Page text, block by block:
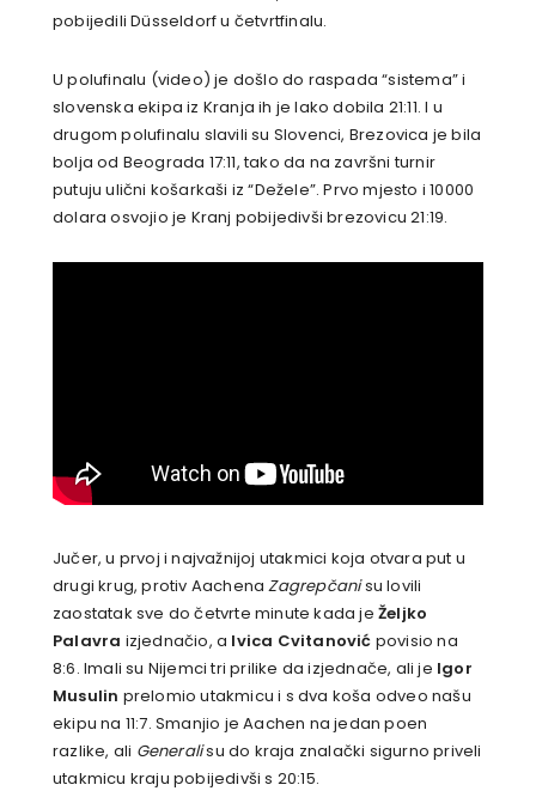
pobijedili Düsseldorf u četvrtfinalu.
U polufinalu (video) je došlo do raspada “sistema” i
slovenska ekipa iz Kranja ih je lako dobila 21:11. I u
drugom polufinalu slavili su Slovenci, Brezovica je bila
bolja od Beograda 17:11, tako da na završni turnir
putuju ulični košarkaši iz “Dežele”. Prvo mjesto i 10000
dolara osvojio je Kranj pobijedivši brezovicu 21:19.
Jučer, u prvoj i najvažnijoj utakmici koja otvara put u
drugi krug, protiv AachenaZagrepčanisu lovili
zaostatak sve do četvrte minute kada je Željko
Palavra izjednačio, a Ivica Cvitanović povisio na
8:6. Imali su Nijemci tri prilike da izjednače, ali je Igor
Musulin prelomio utakmicu i s dva koša odveo našu
ekipu na 11:7. Smanjio je Aachen na jedan poen
razlike, ali Generalisu do kraja znalački sigurno priveli
utakmicu kraju pobijedivši s 20:15.